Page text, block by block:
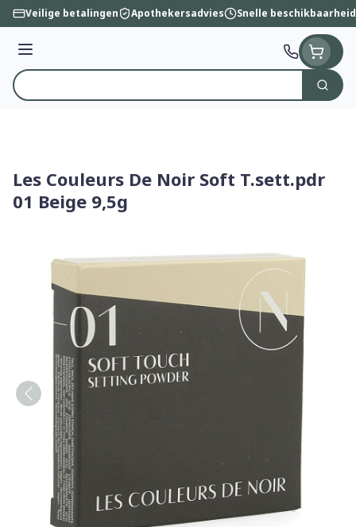
Ga naar de inhoud
Veilige betalingen Apothekersadvies Snelle beschikbaarheid
Menu
Product, merk, categorie...
Zoek
Les Couleurs De Noir Soft T.sett.pdr
01 Beige 9,5g